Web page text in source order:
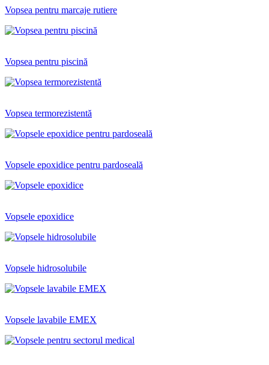
Vopsea pentru marcaje rutiere
Vopsea pentru piscină
Vopsea termorezistentă
Vopsele epoxidice pentru pardoseală
Vopsele epoxidice
Vopsele hidrosolubile
Vopsele lavabile EMEX